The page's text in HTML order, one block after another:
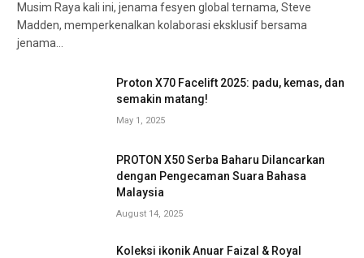
Musim Raya kali ini, jenama fesyen global ternama, Steve
Madden, memperkenalkan kolaborasi eksklusif bersama
jenama…
Proton X70 Facelift 2025: padu, kemas, dan
semakin matang!
May 1, 2025
PROTON X50 Serba Baharu Dilancarkan
dengan Pengecaman Suara Bahasa
Malaysia
August 14, 2025
Koleksi ikonik Anuar Faizal & Royal